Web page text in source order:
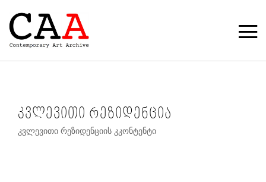
კვლევითი რეზიდენცია
კვლევითი რეზიდენციის კკონტენტი